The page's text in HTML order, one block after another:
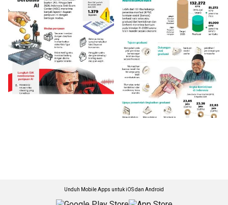
Unduh Mobile Apps untuk iOS dan Android